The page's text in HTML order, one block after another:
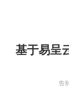
基于易呈
告